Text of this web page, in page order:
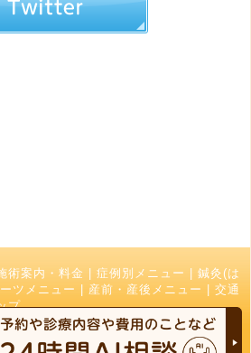
術案内・料金 症例別メニュー
鍼灸(は
ツメニュー 産前・産後メニュー
交通
プ
ージ、接骨院でお探しの方はなかお